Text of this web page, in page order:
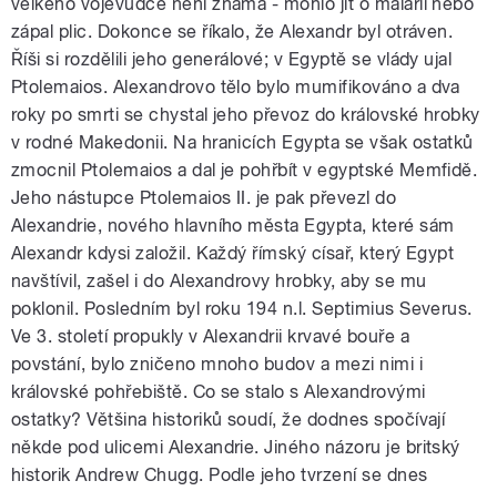
zápal plic. Dokonce se říkalo, že Alexandr byl otráven.
Říši si rozdělili jeho generálové; v Egyptě se vlády ujal
Ptolemaios. Alexandrovo tělo bylo mumifikováno a dva
roky po smrti se chystal jeho převoz do královské hrobky
v rodné Makedonii. Na hranicích Egypta se však ostatků
zmocnil Ptolemaios a dal je pohřbít v egyptské Memfidě.
Jeho nástupce Ptolemaios II. je pak převezl do
Alexandrie, nového hlavního města Egypta, které sám
Alexandr kdysi založil. Každý římský císař, který Egypt
navštívil, zašel i do Alexandrovy hrobky, aby se mu
poklonil. Posledním byl roku 194 n.l. Septimius Severus.
Ve 3. století propukly v Alexandrii krvavé bouře a
povstání, bylo zničeno mnoho budov a mezi nimi i
královské pohřebiště. Co se stalo s Alexandrovými
ostatky? Většina historiků soudí, že dodnes spočívají
někde pod ulicemi Alexandrie. Jiného názoru je britský
historik Andrew Chugg. Podle jeho tvrzení se dnes